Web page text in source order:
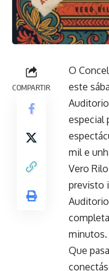
COMPARTIR
O
este
especial
mil e
Vero
previsto
minutos.
Que